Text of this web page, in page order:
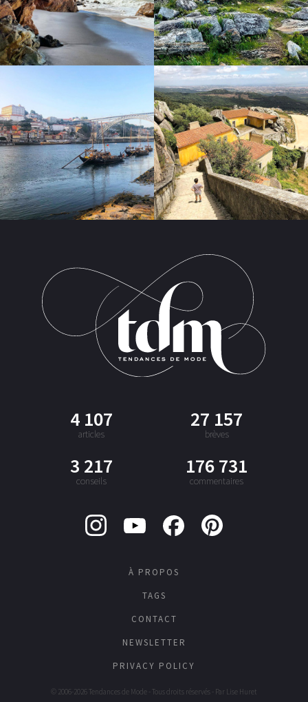
4 107
articles
27 157
brèves
3 217
conseils
176 731
commentaires
À PROPOS
TAGS
CONTACT
NEWSLETTER
PRIVACY POLICY
© 2006-2026 Tendances de Mode - Tous droits réservés - Par Lise Huret